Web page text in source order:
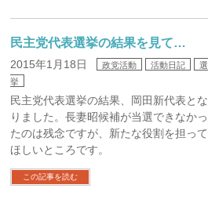
民主党代表選挙の結果を見て…
2015年1月18日 政党活動 活動日記
選
挙
民主党代表選挙の結果、岡田新代表とな
りました。長妻昭候補が当選できなかっ
たのは残念ですが、新たな役割を担って
ほしいところです。
この記事を読む